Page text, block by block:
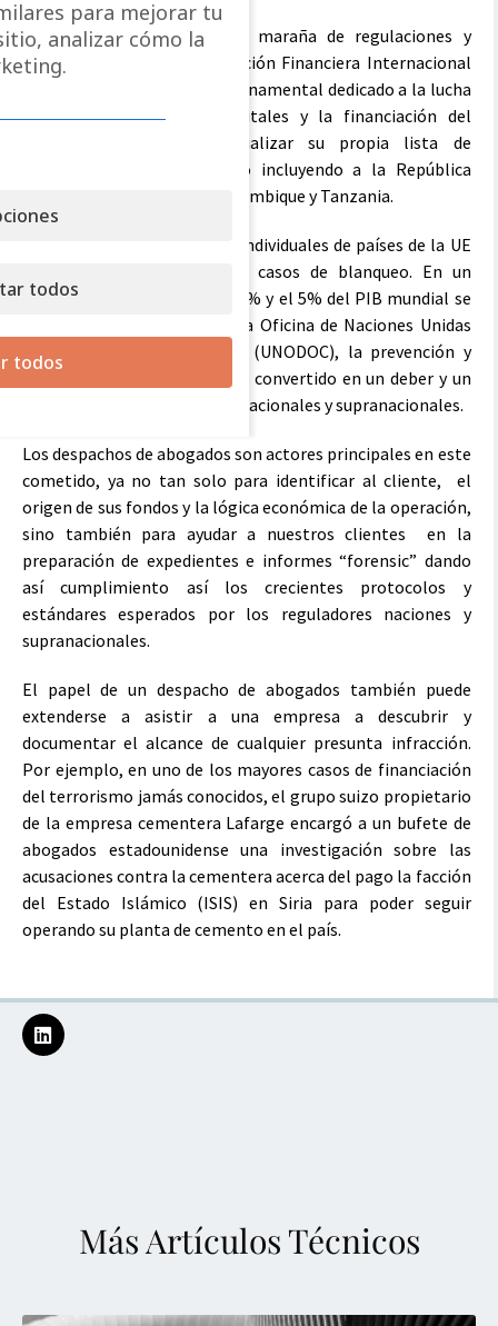
Por si supiera a poco esta maraña de regulaciones y
supervisores, el Grupo de Acción Financiera Internacional
(GAFI), organismo intergubernamental dedicado a la lucha
contra el blanqueo de capitales y la financiación del
terrorismo, acaba de actualizar su propia lista de
jurisdicciones de alto riesgo incluyendo a la República
Democrática del Congo, Mozambique y Tanzania.
Lo cierto es que empresas e individuales de países de la UE
han estado involucrados en casos de blanqueo. En un
contexto en el que entre el 2% y el 5% del PIB mundial se
blanquea cada año – según la Oficina de Naciones Unidas
contra la Droga y el Delito (UNODOC), la prevención y
lucha contra el PBC/FT se ha convertido en un deber y un
objetivo de las instituciones nacionales y supranacionales.
Los despachos de abogados son actores principales en este
cometido, ya no tan solo para identificar al cliente, el
origen de sus fondos y la lógica económica de la operación,
sino también para ayudar a nuestros clientes en la
preparación de expedientes e informes “forensic” dando
así cumplimiento así los crecientes protocolos y
estándares esperados por los reguladores naciones y
supranacionales.
El papel de un despacho de abogados también puede
extenderse a asistir a una empresa a descubrir y
documentar el alcance de cualquier presunta infracción.
Por ejemplo, en uno de los mayores casos de financiación
del terrorismo jamás conocidos, el grupo suizo propietario
de la empresa cementera Lafarge encargó a un bufete de
abogados estadounidense una investigación sobre las
acusaciones contra la cementera acerca del pago la facción
del Estado Islámico (ISIS) en Siria para poder seguir
operando su planta de cemento en el país.
Más Artículos Técnicos
para mejorar tu
analizar cómo la
todos
todos